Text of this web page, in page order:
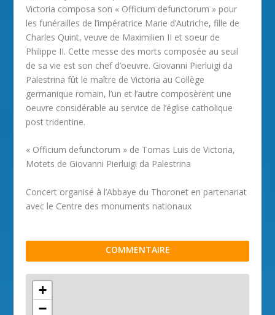
Victoria composa son « Officium defunctorum » pour
les funérailles de l’impératrice Marie d’Autriche, fille de
Charles Quint, veuve de Maximilien II et soeur de
Philippe II. Cette messe des morts composée au seuil
de sa vie est son chef d’oeuvre. Giovanni Pierluigi da
Palestrina fût le maître de Victoria au Collège
germanique romain, l’un et l’autre composèrent une
oeuvre considérable au service de l’église catholique
post tridentine.
« Officium defunctorum » de Tomas Luis de Victoria,
Motets de Giovanni Pierluigi da Palestrina
Concert organisé à l’Abbaye du Thoronet en partenariat
avec le Centre des monuments nationaux
COMMENTAIRE
+
−